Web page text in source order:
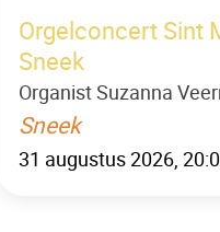
Orgelconcert Sint
Sneek
Organist Suzanna
Sneek
31 augustus 2026,